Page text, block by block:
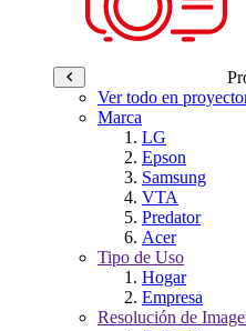
Ver todo en
Marca
LG
Epson
Samsung
VTA
Predator
Acer
Tipo de Uso
Hogar
Empresa
Resolución de